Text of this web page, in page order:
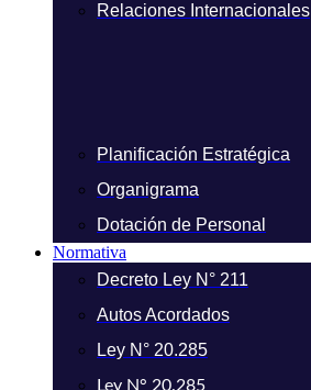
Relaciones Internacionales
Planificación Estratégica
Organigrama
Dotación de Personal
Normativa
Decreto Ley N° 211
Autos Acordados
Ley N° 20.285
Ley N° 20.285